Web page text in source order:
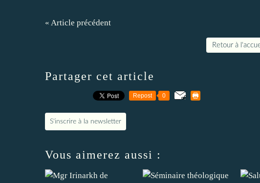
« Article précédent
Retour à
Partager cet article
Repost 0
S'inscrire à la newsletter
Vous aimerez aussi :